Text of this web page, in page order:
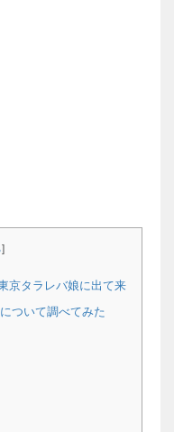
]
京タラレバ娘に出て来
ついて調べてみた